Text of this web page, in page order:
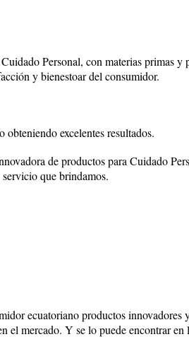
Personal, con materias primas y
y bienestoar del consumidor.
excelentes resultados.
de productos para Cuidado
que brindamos.
ecuatoriano productos innovadores
el mercado. Y se lo puede encontrar en